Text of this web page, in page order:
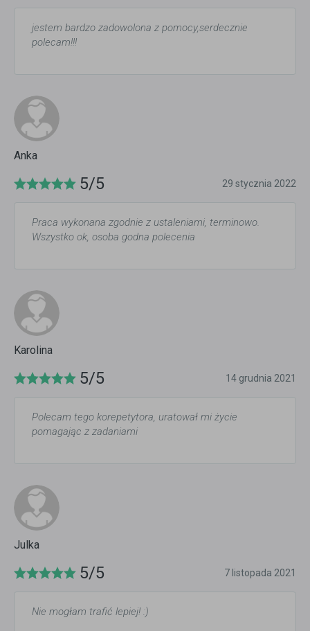
jestem bardzo zadowolona z pomocy,serdecznie
polecam!!!
Anka
5/5 29 stycznia 2022
Praca wykonana zgodnie z ustaleniami, terminowo.
Wszystko ok, osoba godna polecenia
Karolina
5/5 14 grudnia 2021
Polecam tego korepetytora, uratował mi życie
pomagając z zadaniami
Julka
5/5 7 listopada 2021
Nie mogłam trafić lepiej! :)